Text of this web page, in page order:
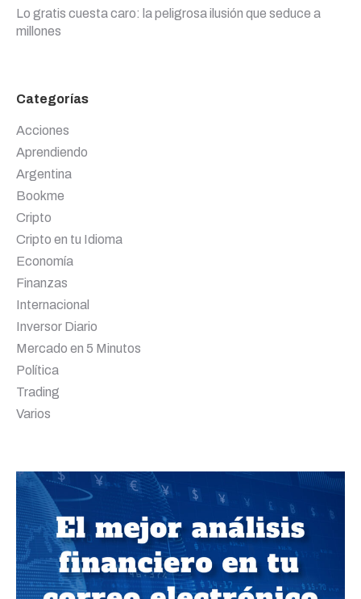
Lo gratis cuesta caro: la peligrosa ilusión que seduce a
millones
Categorías
Acciones
Aprendiendo
Argentina
Bookme
Cripto
Cripto en tu Idioma
Economía
Finanzas
Internacional
Inversor Diario
Mercado en 5 Minutos
Política
Trading
Varios